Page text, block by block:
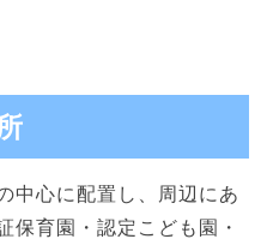
中心に配置し、周辺にあ
保育園・認定こども園・